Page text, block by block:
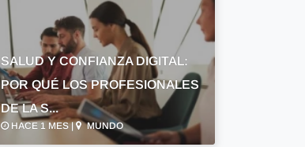
SALUD Y CONFIANZA DIGITAL:
POR QUÉ LOS PROFESIONALES
DE LA S...
HACE 1 MES | MUNDO